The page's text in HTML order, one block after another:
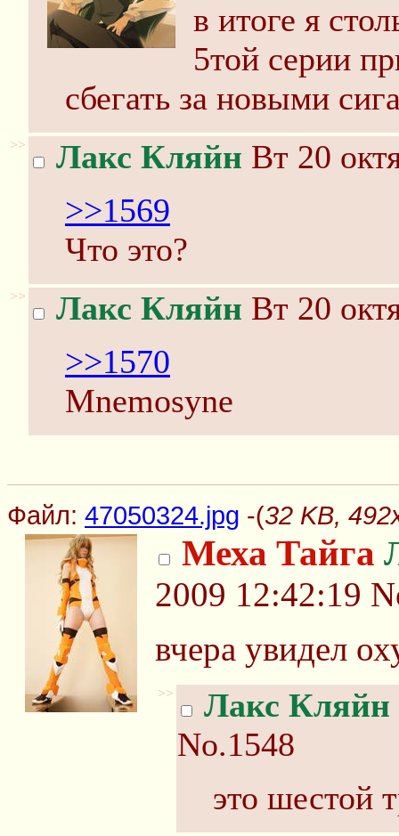
в итоге я
5той серии
сбегать за новыми
>> Лакс Кляйн Вт 20
>>1569
Что это?
>> Лакс Кляйн Вт 20
>>1570
Mnemosyne
Файл: 47050324.jpg -(32 KB,
Меха Тайга
2009 12:42:19
вчера увидел
>> Лакс Кляйн
No.1548
это шестой